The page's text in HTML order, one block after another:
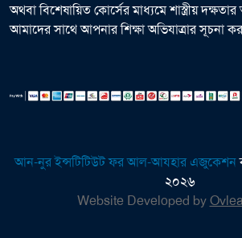
অথবা বিশেষায়িত কোর্সের মাধ্যমে শাস্ত্রীয়
আমাদের সাথে আপনার শিক্ষা অভিযাত্রার সূচনা
আন-নুর ইন্সটিটিউট ফর আল-আযহার এজুকেশন
২০২৬
Website Developed by